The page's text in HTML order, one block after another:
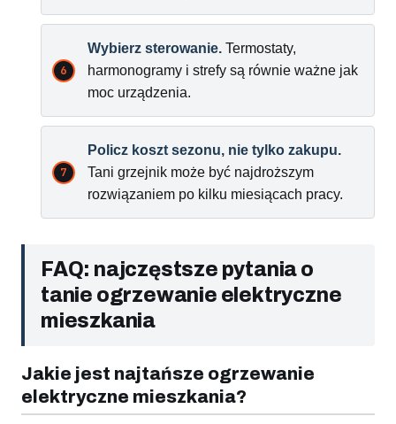
Wybierz sterowanie. Termostaty,
harmonogramy i strefy są równie ważne jak
moc urządzenia.
Policz koszt sezonu, nie tylko zakupu.
Tani grzejnik może być najdroższym
rozwiązaniem po kilku miesiącach pracy.
FAQ: najczęstsze pytania o
tanie ogrzewanie elektryczne
mieszkania
Jakie jest najtańsze ogrzewanie
elektryczne mieszkania?